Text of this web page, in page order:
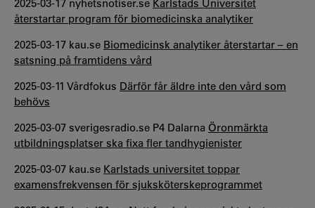
2025-03-17 nyhetsnotiser.se Karlstads Universitet
återstartar program för biomedicinska analytiker
2025-03-17 kau.se Biomedicinsk analytiker återstartar – en
satsning på framtidens vård
2025-03-11 Vårdfokus Därför får äldre inte den vård som
behövs
2025-03-07 sverigesradio.se P4 Dalarna Öronmärkta
utbildningsplatser ska fixa fler tandhygienister
2025-03-07 kau.se Karlstads universitet toppar
examensfrekvensen för sjuksköterskeprogrammet